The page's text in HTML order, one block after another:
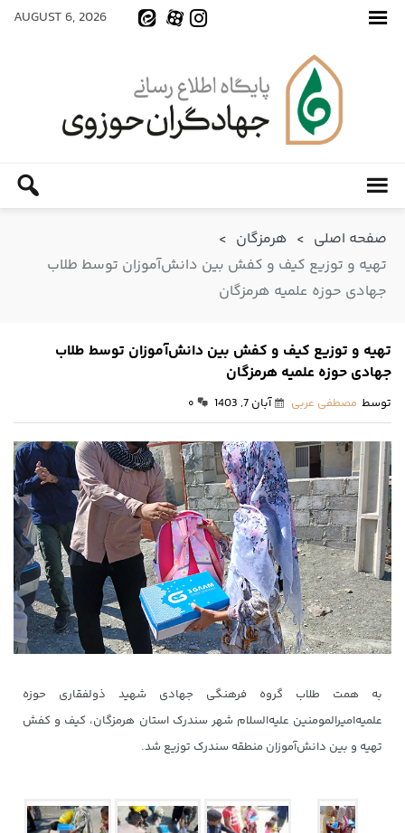
AUGUST 6, 2026
صفحه اصلی > هرمزگان >
تهیه و توزیع کیف و کفش بین دانش‌آموزان توسط طلاب
جهادی حوزه علمیه هرمزگان
تهیه و توزیع کیف و کفش بین دانش‌آموزان توسط طلاب
جهادی حوزه علمیه هرمزگان
توسط مصطفی عربی آبان 7, 1403 ۰
به همت طلاب گروه فرهنگی جهادی شهید ذولفقاری حوزه
علمیه‌امیر‌المومنین علیه‌السلام شهر سندرک استان هرمزگان، کیف و کفش
تهیه و بین دانش‌آموزان منطقه سندرک توزیع شد.